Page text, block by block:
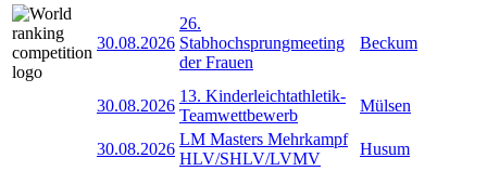
30.08.2026
26.
Stabhochsprungmeeting
der Frauen
Beckum
30.08.2026
13. Kinderleichtathletik-
Teamwettbewerb
Mülsen
30.08.2026
LM Masters Mehrkampf
HLV/SHLV/LVMV
Husum